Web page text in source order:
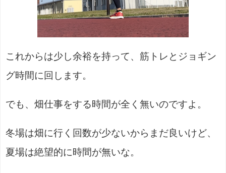
これからは少し余裕を持って、筋トレとジョギン
グ時間に回します。
でも、畑仕事をする時間が全く無いのですよ。
冬場は畑に行く回数が少ないからまだ良いけど、
夏場は絶望的に時間が無いな。